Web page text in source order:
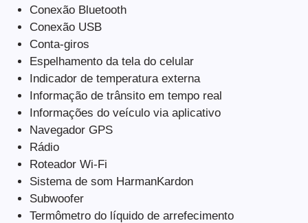
Conexão Bluetooth
Conexão USB
Conta-giros
Espelhamento da tela do celular
Indicador de temperatura externa
Informação de trânsito em tempo real
Informações do veículo via aplicativo
Navegador GPS
Rádio
Roteador Wi-Fi
Sistema de som HarmanKardon
Subwoofer
Termômetro do líquido de arrefecimento